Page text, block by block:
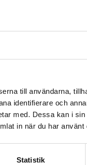
till användarna,
identifierare och
med. Dessa kan i
in när du har använt
Statistik